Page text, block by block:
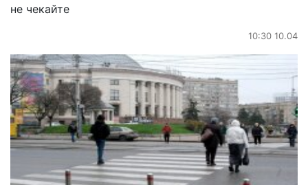
не чекайте
10:30 10.04